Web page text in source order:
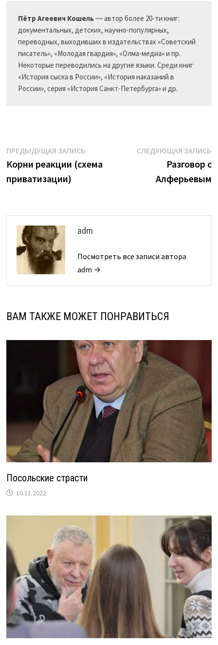
Пётр Агеевич Кошель ― автор более 20-ти книг:
документальных, детских, научно-популярных,
переводных, выходивших в издательствах «Советский
писатель», «Молодая гвардия», «Олма-медиа» и пр.
Некоторые переводились на другие языки. Среди книг
«История сыска в России», «История наказаний в
России», серия «История Санкт-Петербурга» и др.
Навигация
по
записям
ПРЕДЫДУЩАЯ ЗАПИСЬПредыдущая
запись:
Корни реакции (схема
приватизации)
СЛЕДУЮЩАЯ ЗАПИСЬ
Разговор с
Алферьевым
adm
Посмотреть все записи автора
adm →
ВАМ ТАКЖЕ МОЖЕТ ПОНРАВИТЬСЯ
Посольские страсти
10.11.2022